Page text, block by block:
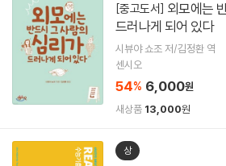
[중고도서]
드러나게 되어 있다
시뷰야 쇼조 저/김정환 역
센시오
54% 6,000원
새상품 13,000원
상